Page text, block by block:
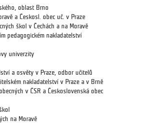
oblast Brno
a Českosl. obec uč. v Praze
škol v Čechách a na Moravě
pedagogickém nakladatelství
univerzity
a osvěty v Praze, odbor učitelů
nakladatelství v Praze a v Brně
v ČSR a Československá obec
na Moravě